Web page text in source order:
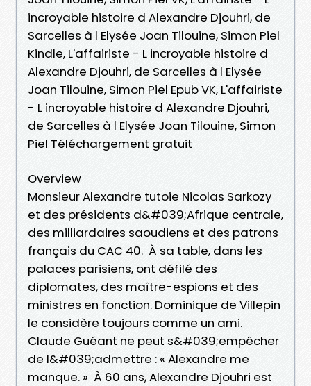
incroyable histoire d Alexandre Djouhri, de
Sarcelles à l Elysée Joan Tilouine, Simon Piel
Kindle, L'affairiste - L incroyable histoire d
Alexandre Djouhri, de Sarcelles à l Elysée
Joan Tilouine, Simon Piel Epub VK, L'affairiste
- L incroyable histoire d Alexandre Djouhri,
de Sarcelles à l Elysée Joan Tilouine, Simon
Piel Téléchargement gratuit
Overview
Monsieur Alexandre tutoie Nicolas Sarkozy
et des présidents d&#039;Afrique centrale,
des milliardaires saoudiens et des patrons
français du CAC 40. À sa table, dans les
palaces parisiens, ont défilé des
diplomates, des maître-espions et des
ministres en fonction. Dominique de Villepin
le considère toujours comme un ami.
Claude Guéant ne peut s&#039;empêcher
de l&#039;admettre : « Alexandre me
manque. » À 60 ans, Alexandre Djouhri est